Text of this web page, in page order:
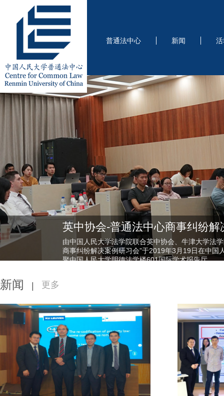
普通法中心 新闻
英中协会-普通法中心商事纠纷
由中国人民大学法学院联合英中协会、牛津大学法
商事纠纷解决案例研习会”于2019年3月19日在中
聚中国人民大学明德法学楼601国际学术报告厅。
新闻 | 更多